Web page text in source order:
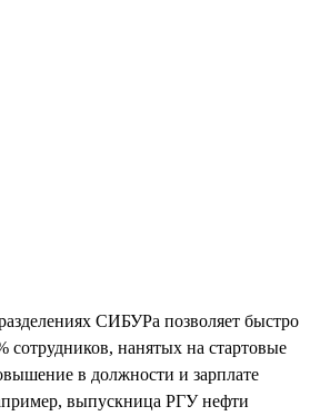
СИБУРа позволяет быстро
сотрудников, нанятых на стартовые
в должности и зарплате
выпускница РГУ нефти